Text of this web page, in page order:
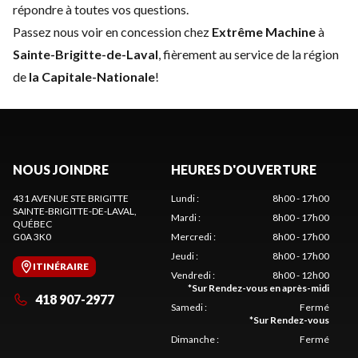
répondre à toutes vos questions.
Passez nous voir en concession chez Extrême Machineà
Sainte-Brigitte-de-Laval , fièrement au service de la région
de la Capitale-Nationale!
NOUS JOINDRE
431 AVENUE STE BRIGITTE
SAINTE-BRIGITTE-DE-LAVAL
QUÉBEC
G0A 3K0
ITINÉRAIRE
418 907-2977
HEURES D'OUVERTURE
Lundi:
8h00 - 17h00
Mardi:
8h00 - 17h00
Mercredi:
8h00 - 17h00
Jeudi:
8h00 - 17h00
Vendredi:
8h00 - 12h00
*Sur Rendez-vous en après-midi
Samedi:
Fermé
*Sur Rendez-vous
Dimanche: Fermé